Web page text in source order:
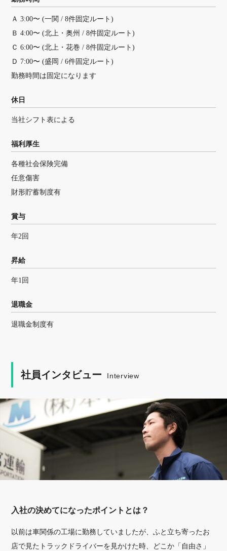
Ａ 3:00〜 (一関 / 8件固定ルート)
Ｂ 4:00〜 (北上・奥州 / 8件固定ルート)
Ｃ 6:00〜 (北上・花巻 / 8件固定ルート)
Ｄ 7:00〜 (盛岡 / 6件固定ルート)
勤務時間は固定になります
休日
当社シフト表による
福利厚生
各種社会保険完備
任意傷害
財形貯蓄制度有
賞与
年2回
昇給
年1回
退職金
退職金制度有
社員インタビュー Interview
入社の決めてになったポイントとは？
以前は車関係の工場に勤務していましたが、ふと立ち寄ったお
店で見たトラックドライバーを見かけた時、どこか「自由さ」